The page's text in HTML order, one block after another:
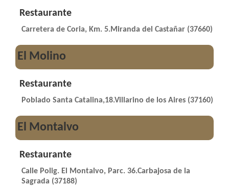
Restaurante
Carretera de Coria, Km. 5.Miranda del Castañar (37660)
El Molino
Restaurante
Poblado Santa Catalina,18.Villarino de los Aires (37160)
El Montalvo
Restaurante
Calle Polig. El Montalvo, Parc. 36.Carbajosa de la
Sagrada (37188)